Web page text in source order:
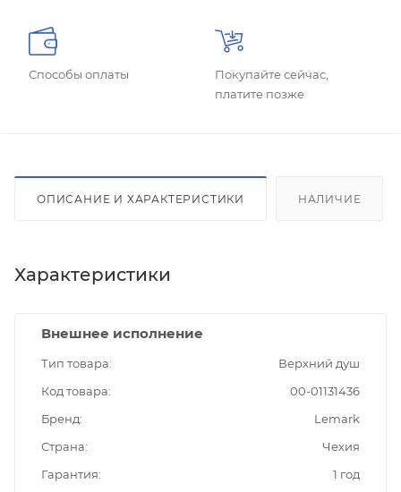
Способы оплаты
Покупайте сейчас,
платите позже
ОПИСАНИЕ И ХАРАКТЕРИСТИКИ НАЛИЧИЕ
Характеристики
Внешнее исполнение
Тип товара
Верхний душ
Код товара
00-01131436
Бренд
Lemark
Страна
Чехия
Гарантия
1 год